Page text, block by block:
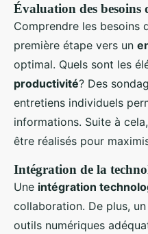
Évaluation des besoins
Comprendre les besoins
première étape vers un
optimal. Quels sont les
productivité? Des
entretiens individuels
informations. Suite à
être réalisés pour
Intégration de la
Une intégration
collaboration. De plus,
outils numériques